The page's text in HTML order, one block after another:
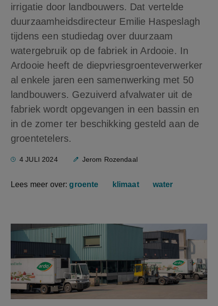
irrigatie door landbouwers. Dat vertelde
duurzaamheidsdirecteur Emilie Haspeslagh
tijdens een studiedag over duurzaam
watergebruik op de fabriek in Ardooie. In
Ardooie heeft de diepvriesgroenteverwerker
al enkele jaren een samenwerking met 50
landbouwers. Gezuiverd afvalwater uit de
fabriek wordt opgevangen in een bassin en
in de zomer ter beschikking gesteld aan de
groentetelers.
4 JULI 2024 Jerom Rozendaal
Lees meer over:groente klimaat water